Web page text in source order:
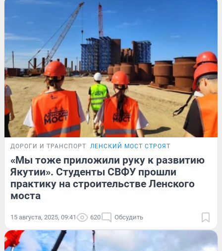
ДОРОГИ И ТРАНСПОРТ ЛЕНСКИЙ МОСТ СТРОЯТ
«Мы тоже приложили руку к развитию
Якутии». Студенты СВФУ прошли
практику на строительстве Ленского
моста
15 августа, 2025, 09:41 620 Обсудить